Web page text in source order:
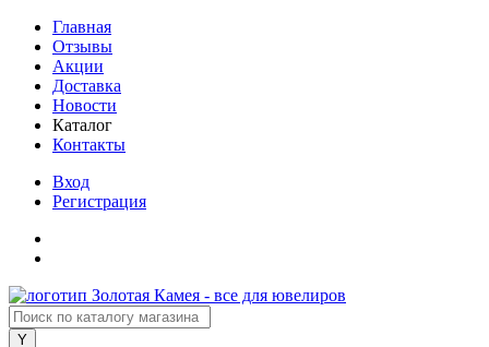
Главная
Отзывы
Акции
Доставка
Новости
Каталог
Контакты
Вход
Регистрация